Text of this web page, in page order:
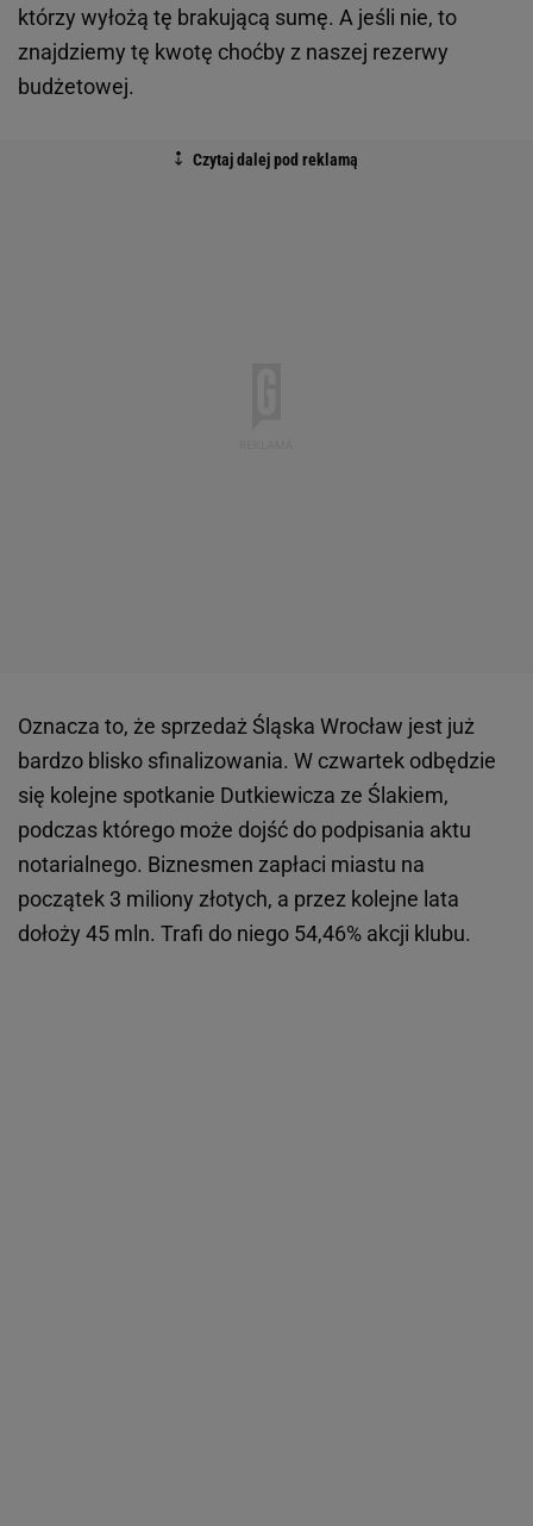
którzy wyłożą tę brakującą sumę. A jeśli nie, to
znajdziemy tę kwotę choćby z naszej rezerwy
budżetowej.
Oznacza to, że sprzedaż Śląska Wrocław jest już
bardzo blisko sfinalizowania. W czwartek odbędzie
się kolejne spotkanie Dutkiewicza ze Ślakiem,
podczas którego może dojść do podpisania aktu
notarialnego. Biznesmen zapłaci miastu na
początek 3 miliony złotych, a przez kolejne lata
dołoży 45 mln. Trafi do niego 54,46% akcji klubu.